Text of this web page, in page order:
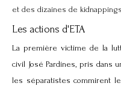
et des dizaines de
Les actions d'ETA
La première victime de la
civil José Pardines, pris dans
les séparatistes commirent